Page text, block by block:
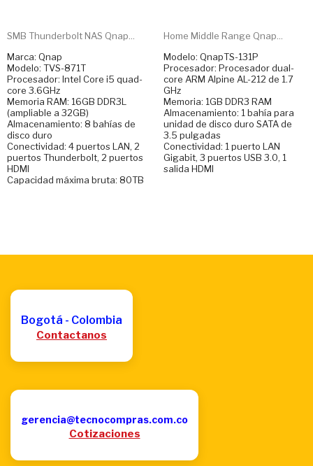
SMB Thunderbolt NAS Qnap...
Marca: Qnap
Modelo: TVS-871T
Procesador: Intel Core i5 quad-
core 3.6GHz
Memoria RAM: 16GB DDR3L
(ampliable a 32GB)
Almacenamiento: 8 bahías de
disco duro
Conectividad: 4 puertos LAN, 2
puertos Thunderbolt, 2 puertos
HDMI
Capacidad máxima bruta: 80TB
Home Middle Range Qnap...
Modelo: QnapTS-131P
Procesador: Procesador dual-
core ARM Alpine AL-212 de 1.7
GHz
Memoria: 1GB DDR3 RAM
Almacenamiento: 1 bahía para
unidad de disco duro SATA de
3.5 pulgadas
Conectividad: 1 puerto LAN
Gigabit, 3 puertos USB 3.0, 1
salida HDMI
Bogotá - Colombia
Contactanos
gerencia@tecnocompras.com.co
Cotizaciones